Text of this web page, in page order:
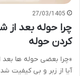
27/03/1405
کردن حوله
«چرا بعضی حوله ها
آیا از زبر و بی